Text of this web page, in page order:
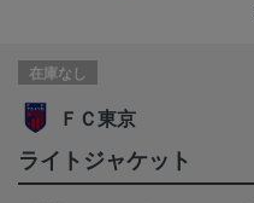
在庫なし
ＦＣ東京
ライトジャケット